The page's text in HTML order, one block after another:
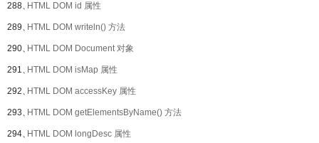
288、HTML DOM id 属性
289、HTML DOM writeln() 方法
290、HTML DOM Document 对象
291、HTML DOM isMap 属性
292、HTML DOM accessKey 属性
293、HTML DOM getElementsByName() 方法
294、HTML DOM longDesc 属性